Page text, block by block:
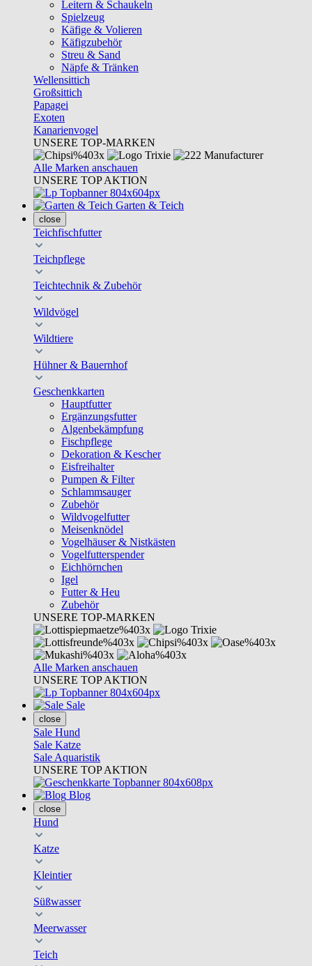
Leitern & Schaukeln
Spielzeug
Käfige & Volieren
Käfigzubehör
Streu & Sand
Näpfe & Tränken
Wellensittich
Großsittich
Papagei
Exoten
Kanarienvogel
UNSERE TOP-MARKEN
Alle Marken anschauen
UNSERE TOP AKTION
Garten & Teich
close
Teichfischfutter
Teichpflege
Teichtechnik & Zubehör
Wildvögel
Wildtiere
Hühner & Bauernhof
Geschenkkarten
Hauptfutter
Ergänzungsfutter
Algenbekämpfung
Fischpflege
Dekoration & Kescher
Eisfreihalter
Pumpen & Filter
Schlammsauger
Zubehör
Wildvogelfutter
Meisenknödel
Vogelhäuser & Nistkästen
Vogelfutterspender
Eichhörnchen
Igel
Futter & Heu
Zubehör
UNSERE TOP-MARKEN
Alle Marken anschauen
UNSERE TOP AKTION
Sale
close
Sale Hund
Sale Katze
Sale Aquaristik
UNSERE TOP AKTION
Blog
close
Hund
Katze
Kleintier
Süßwasser
Meerwasser
Teich